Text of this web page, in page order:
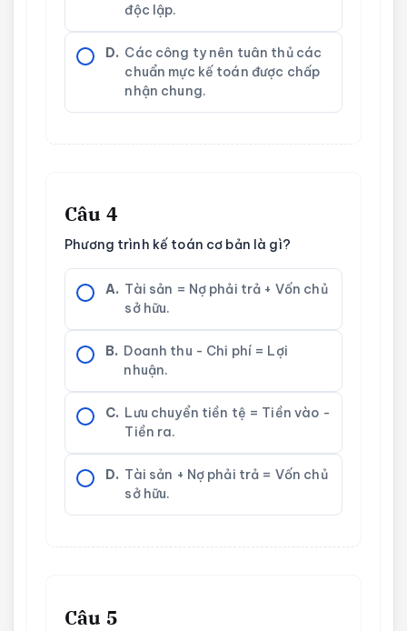
độc lập.
D. Các công ty nên tuân thủ các
chuẩn mực kế toán được chấp
nhận chung.
Câu 4
Phương trình kế toán cơ bản là gì?
A. Tài sản = Nợ phải trả + Vốn chủ
sở hữu.
B. Doanh thu - Chi phí = Lợi
nhuận.
C. Lưu chuyển tiền tệ = Tiền vào -
Tiền ra.
D. Tài sản + Nợ phải trả = Vốn chủ
sở hữu.
Câu 5